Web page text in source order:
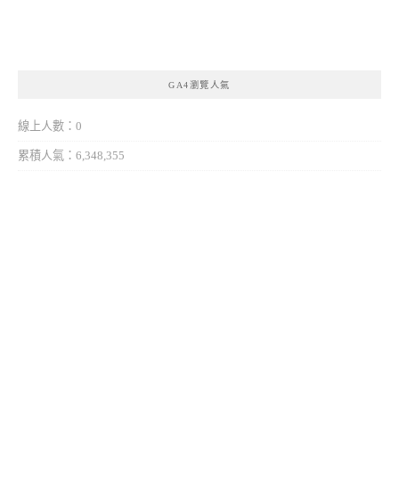
GA4瀏覽人氣
線上人數：0
累積人氣：6,348,355